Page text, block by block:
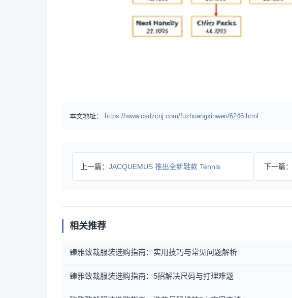
本文地址： https://www.csdzcnj.com/fuzhuangxinwen/6246.html
上一篇： JACQUEMUS 推出全新鞋款 Tennis 下一篇：
相关推荐
臻雅致裁服装选购指南：实用技巧与常见问题解析
臻雅致裁服装选购指南：5招解决尺码与打理难题